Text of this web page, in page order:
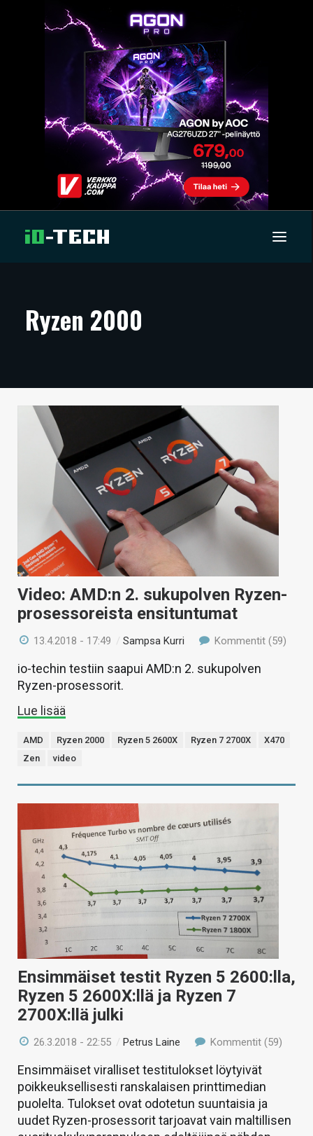
ARTIKKELIT
TECHBBS
TIETOA
VAIHDA TEEMA
HAKU
Ryzen 2000
Video: AMD:n 2. sukupolven Ryzen-
prosessoreista ensituntumat
13.4.2018 - 17:49 /Sampsa Kurri Kommentit (59)
io-techin testiin saapui AMD:n 2. sukupolven
Ryzen-prosessorit.
Lue lisää
AMD Ryzen 2000 Ryzen 5 2600X Ryzen 7 2700X
X470
Zen
video
Ensimmäiset testit Ryzen 5 2600:lla,
Ryzen 5 2600X:llä ja Ryzen 7
2700X:llä julki
26.3.2018 - 22:55 /Petrus Laine Kommentit (59)
Ensimmäiset viralliset testitulokset löytyivät
poikkeuksellisesti ranskalaisen printtimedian
puolelta. Tulokset ovat odotetun suuntaisia ja
uudet Ryzen-prosessorit tarjoavat vain maltillisen